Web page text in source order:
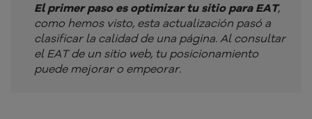
El primer paso es optimizar tu sitio para EAT,
como hemos visto, esta actualización pasó a
clasificar la calidad de una página. Al consultar
el EAT de un sitio web, tu posicionamiento
puede mejorar o empeorar.